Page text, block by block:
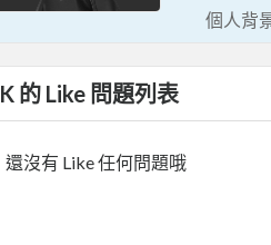
個人背
K 的 Like 問題列表
還沒有 Like 任何問題哦